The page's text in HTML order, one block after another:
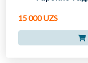
15 000 UZS